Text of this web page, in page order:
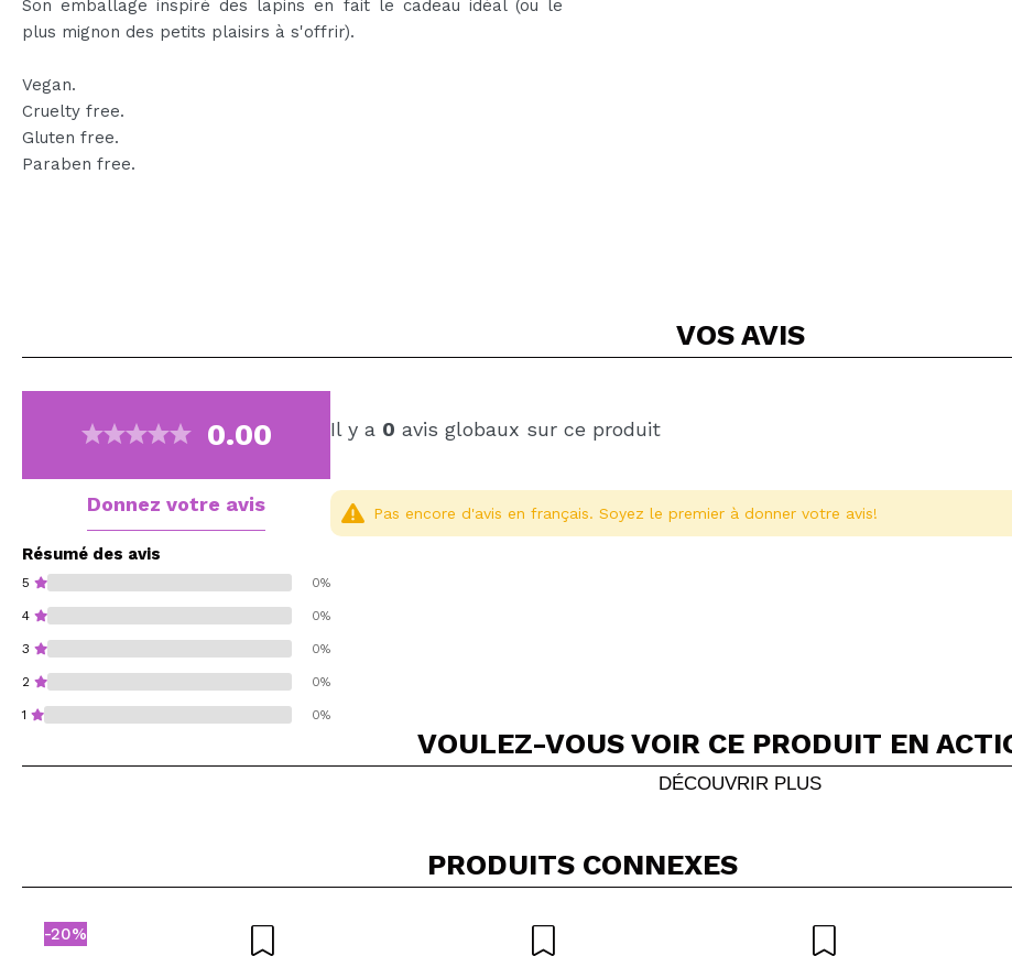
Son emballage inspiré des lapins en fait le cadeau idéal (ou le
plus mignon des petits plaisirs à s'offrir).
Vegan.
Cruelty free.
Gluten free.
Paraben free.
VOS AVIS
0.00
Donnez votre avis
Résumé des avis
5 0%
4 0%
3 0%
2 0%
1 0%
Il y a 0 avis globaux sur ce produit
Partager une vidéo ou une photo
Votre vidéo pourrait être la première. Imaginez...
ENVOYER
Pas encore d'avis en français. Soyez le premier à donner votre avis!
VOULEZ-VOUS VOIR CE PRODUIT EN
DÉCOUVRIR PLUS
PRODUITS CONNEXES
-20%